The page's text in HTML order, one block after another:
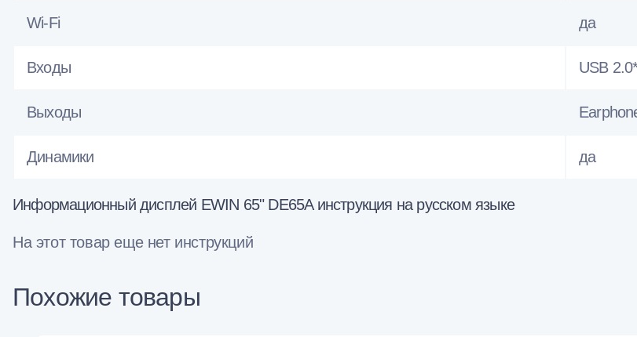
Wi-Fi да
Входы USB
Выходы
Динамики да
Информационный дисплей EWIN 65" DE65A инструкция на русском языке
На этот товар еще нет инструкций
Похожие товары